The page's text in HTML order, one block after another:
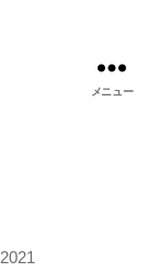
メニュー